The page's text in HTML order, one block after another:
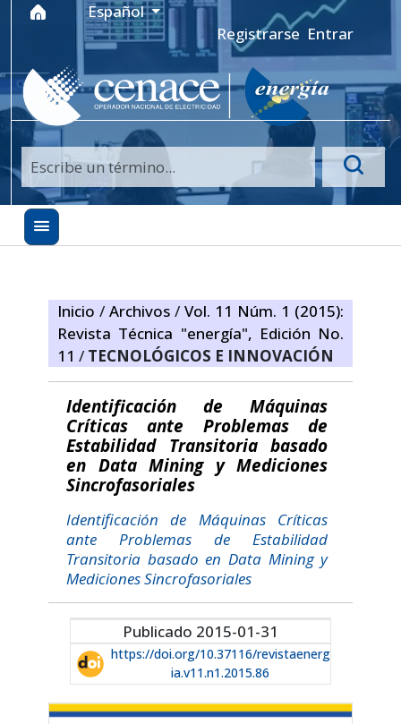
Ir al menú de navegación principal
Ir al contenido principal
Ir al pie de página del sitio
Idioma
Español
Registrarse Entrar
Inicio / Archivos / Vol. 11 Núm. 1 (2015):
Revista Técnica "energía", Edición No.
11 / TECNOLÓGICOS E INNOVACIÓN
Identificación de Máquinas
Críticas ante Problemas de
Estabilidad Transitoria basado
en Data Mining y Mediciones
Sincrofasoriales
Identificación de Máquinas Críticas
ante Problemas de Estabilidad
Transitoria basado en Data Mining y
Mediciones Sincrofasoriales
Publicado 2015-01-31
https://doi.org/10.37116/revistaenerg
ia.v11.n1.2015.86